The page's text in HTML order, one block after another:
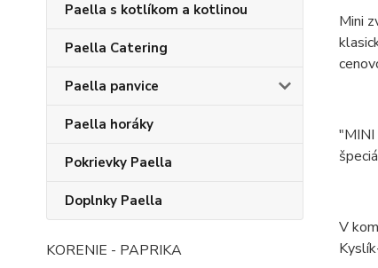
Paella s kotlíkom a kotlinou
Paella Catering
Paella panvice
Paella horáky
Pokrievky Paella
Doplnky Paella
KORENIE - PAPRIKA
Mini
"MINI
V